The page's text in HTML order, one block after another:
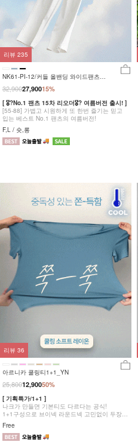
NK61-PI-12/커들 올밴딩 와이드팬츠
_YN
15%
32,90027,900
[ 🎖?No.1 팬츠 15차 리오더🎖? 여름버전 출시! ]
[55-88] 가볍고 시원하게 또 한번 즐기는 믿고
입는 베스트 No.1 팬츠의 여름버전!
F,L / 숏,롱
리뷰 235
아르니카 쿨링티1+1_YN
50%
25,80012,900
[ 기획특가/1+1 ]
나크가 만들면 기본티도 다르다는 공식!
1+1구성으로 브이넥 라운드넥 고민없이 두장
다 챙겨가세요
Free
리뷰 36